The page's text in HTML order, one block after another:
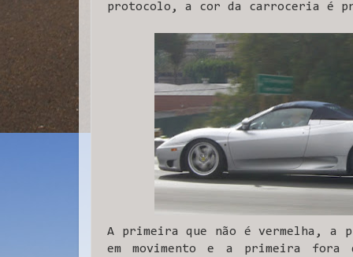
protocolo, a cor da carroceria é
A primeira que não é vermelha, a
em movimento e a primeira